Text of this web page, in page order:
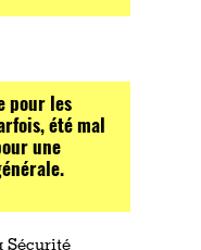
pour les
été mal
une
Sécurité